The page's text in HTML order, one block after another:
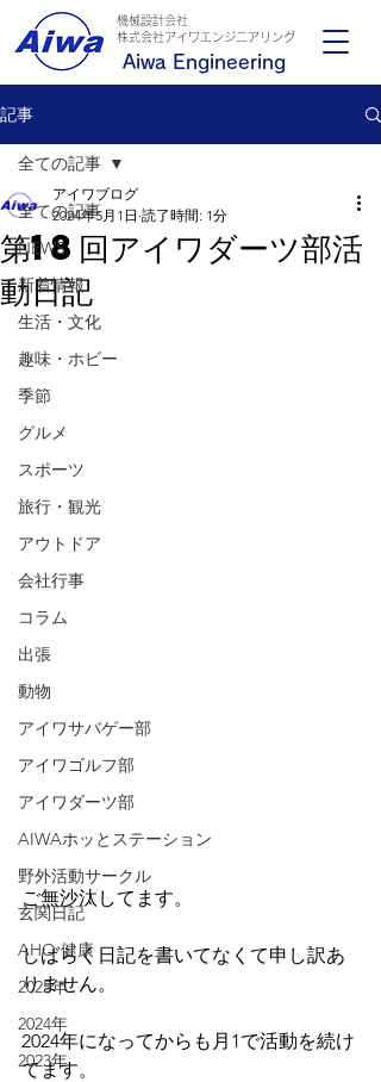
Aiwa Engineering
機械設計会社
​株式会社アイワエンジニアリング
記事
全ての記事
NEWS
新着情報
生活・文化
趣味・ホビー
季節
グルメ
スポーツ
旅行・観光
アウトドア
会社行事
コラム
出張
動物
アイワサバゲー部
アイワゴルフ部
アイワダーツ部
AIWAホッとステーション
野外活動サークル
玄関日記
AHO 健康
2025年
2024年
2023年
全ての記事
第18回アイワダーツ部活
動日記
アイワブログ
2024年5月1日 読了時間: 1分
ご無沙汰してます。
しばらく日記を書いてなくて申し訳あ
りません。
2024年になってからも月1で活動を続け
てます。